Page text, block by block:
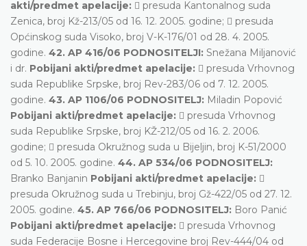
akti/predmet apelacije:  presuda Kantonalnog suda
Zenica, broj Kž-213/05 od 16. 12. 2005. godine;  presuda
Općinskog suda Visoko, broj V-K-176/01 od 28. 4. 2005.
godine. 42. AP 416/06 PODNOSITELJI: Snežana Miljanović
i dr. Pobijani akti/predmet apelacije:  presuda Vrhovnog
suda Republike Srpske, broj Rev-283/06 od 7. 12. 2005.
godine. 43. AP 1106/06 PODNOSITELJ: Miladin Popović
Pobijani akti/predmet apelacije:  presuda Vrhovnog
suda Republike Srpske, broj KŽ-212/05 od 16. 2. 2006.
godine;  presuda Okružnog suda u Bijeljin, broj K-51/2000
od 5. 10. 2005. godine. 44. AP 534/06 PODNOSITELJ:
Branko Banjanin Pobijani akti/predmet apelacije: 
presuda Okružnog suda u Trebinju, broj Gž-422/05 od 27. 12.
2005. godine. 45. AP 766/06 PODNOSITELJ: Boro Panić
Pobijani akti/predmet apelacije:  presuda Vrhovnog
suda Federacije Bosne i Hercegovine broj Rev-444/04 od